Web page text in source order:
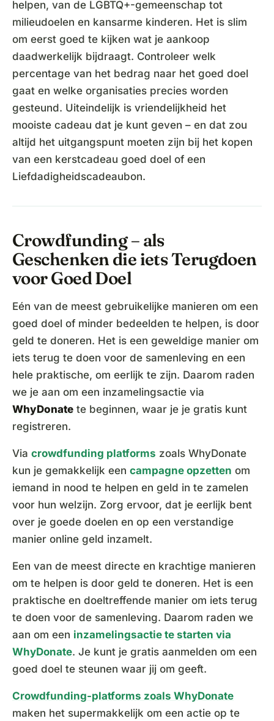
helpen, van de LGBTQ+-gemeenschap tot
milieudoelen en kansarme kinderen. Het is slim
om eerst goed te kijken wat je aankoop
daadwerkelijk bijdraagt. Controleer welk
percentage van het bedrag naar het goed doel
gaat en welke organisaties precies worden
gesteund. Uiteindelijk is vriendelijkheid het
mooiste cadeau dat je kunt geven – en dat zou
altijd het uitgangspunt moeten zijn bij het kopen
van een kerstcadeau goed doel of een
Liefdadigheidscadeaubon.
Crowdfunding – als
Geschenken die iets Terugdoen
voor Goed Doel
Eén van de meest gebruikelijke manieren om een
goed doel of minder bedeelden te helpen, is door
geld te doneren. Het is een geweldige manier om
iets terug te doen voor de samenleving en een
hele praktische, om eerlijk te zijn. Daarom raden
we je aan om een inzamelingsactie via
WhyDonate te beginnen, waar je je gratis kunt
registreren.
Via crowdfunding platforms zoals WhyDonate
kun je gemakkelijk een campagne opzetten om
iemand in nood te helpen en geld in te zamelen
voor hun welzijn. Zorg ervoor, dat je eerlijk bent
over je goede doelen en op een verstandige
manier online geld inzamelt.
Een van de meest directe en krachtige manieren
om te helpen is door geld te doneren. Het is een
praktische en doeltreffende manier om iets terug
te doen voor de samenleving. Daarom raden we
aan om een inzamelingsactie te starten via
WhyDonate. Je kunt je gratis aanmelden om een
goed doel te steunen waar jij om geeft.
Crowdfunding-platforms zoals WhyDonate
maken het supermakkelijk om een actie op te